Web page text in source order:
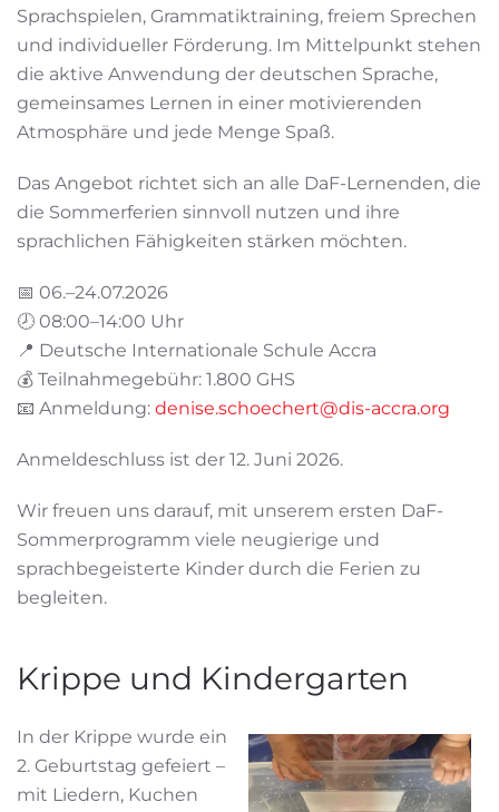
Sprachspielen, Grammatiktraining, freiem Sprechen
und individueller Förderung. Im Mittelpunkt stehen
die aktive Anwendung der deutschen Sprache,
gemeinsames Lernen in einer motivierenden
Atmosphäre und jede Menge Spaß.
Das Angebot richtet sich an alle DaF-Lernenden, die
die Sommerferien sinnvoll nutzen und ihre
sprachlichen Fähigkeiten stärken möchten.
📅 06.–24.07.2026
🕗 08:00–14:00 Uhr
📍 Deutsche Internationale Schule Accra
💰 Teilnahmegebühr: 1.800 GHS
📧 Anmeldung: denise.schoechert@dis-accra.org
Anmeldeschluss ist der 12. Juni 2026.
Wir freuen uns darauf, mit unserem ersten DaF-
Sommerprogramm viele neugierige und
sprachbegeisterte Kinder durch die Ferien zu
begleiten.
Krippe und Kindergarten
In der Krippe wurde ein
2. Geburtstag gefeiert –
mit Liedern, Kuchen